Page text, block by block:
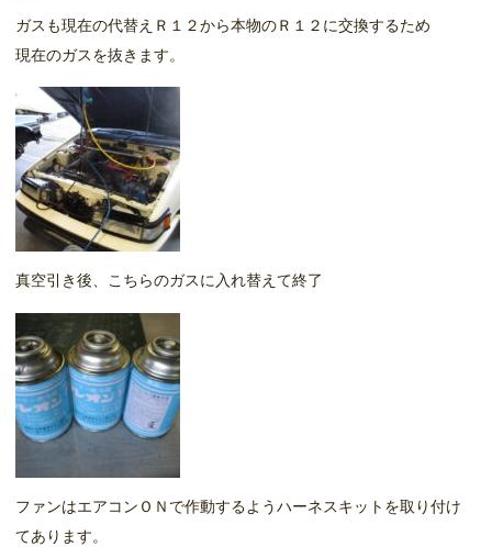
ガスも現在の代替えＲ１２から本物のＲ１２に交換するため
現在のガスを抜きます。
真空引き後、こちらのガスに入れ替えて終了
ファンはエアコンＯＮで作動するようハーネスキットを取り付け
てあります。